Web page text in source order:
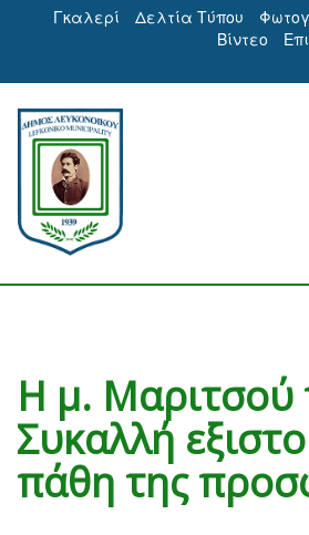
Γκαλερί Δελτία Τύπου
Βίντεο
Η μ. Μαριτσού
Συκαλλή
πάθη της